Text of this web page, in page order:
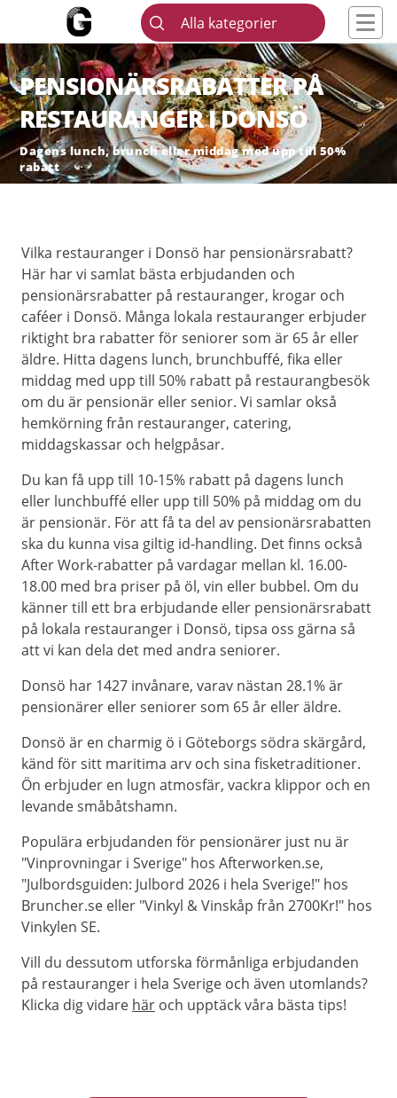
Alla kategorier
PENSIONÄRSRABATTER PÅ
RESTAURANGER I DONSÖ
Dagens lunch, brunch eller middag med upp till 50%
rabatt
Vilka restauranger i Donsö har pensionärsrabatt?
Här har vi samlat bästa erbjudanden och
pensionärsrabatter på restauranger, krogar och
caféer i Donsö. Många lokala restauranger erbjuder
riktight bra rabatter för seniorer som är 65 år eller
äldre. Hitta dagens lunch, brunchbuffé, fika eller
middag med upp till 50% rabatt på restaurangbesök
om du är pensionär eller senior. Vi samlar okså
hemkörning från restauranger, catering,
middagskassar och helgpåsar.
Du kan få upp till 10-15% rabatt på dagens lunch
eller lunchbuffé eller upp till 50% på middag om du
är pensionär. För att få ta del av pensionärsrabatten
ska du kunna visa giltig id-handling. Det finns också
After Work-rabatter på vardagar mellan kl. 16.00-
18.00 med bra priser på öl, vin eller bubbel. Om du
känner till ett bra erbjudande eller pensionärsrabatt
på lokala restauranger i Donsö, tipsa oss gärna så
att vi kan dela det med andra seniorer.
Donsö har 1427 invånare, varav nästan 28.1% är
pensionärer eller seniorer som 65 år eller äldre.
Donsö är en charmig ö i Göteborgs södra skärgård,
känd för sitt maritima arv och sina fisketraditioner.
Ön erbjuder en lugn atmosfär, vackra klippor och en
levande småbåtshamn.
Populära erbjudanden för pensionärer just nu är
"Vinprovningar i Sverige" hos Afterworken.se,
"Julbordsguiden: Julbord 2026 i hela Sverige!" hos
Bruncher.se eller "Vinkyl & Vinskåp från 2700Kr!" hos
Vinkylen SE.
Vill du dessutom utforska förmånliga erbjudanden
på restauranger i hela Sverige och även utomlands?
Klicka dig vidare här och upptäck våra bästa tips!